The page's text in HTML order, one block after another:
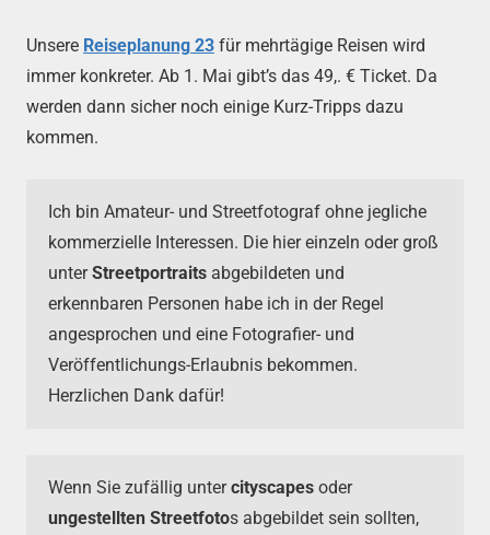
Unsere Reiseplanung 23 für mehrtägige Reisen wird
immer konkreter. Ab 1. Mai gibt’s das 49,. € Ticket. Da
werden dann sicher noch einige Kurz-Tripps dazu
kommen.
Ich bin Amateur- und Streetfotograf ohne jegliche
kommerzielle Interessen. Die hier einzeln oder groß
unterStreetportraits abgebildeten und
erkennbaren Personen habe ich in der Regel
angesprochen und eine Fotografier- und
Veröffentlichungs-Erlaubnis bekommen.
Herzlichen Dank dafür!
Wenn Sie zufällig untercityscapes oder
ungestellten Streetfotos abgebildet sein sollten,